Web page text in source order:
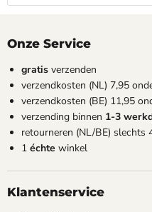
Onze Service
gratis verzenden
verzendkosten (NL) 7,95
verzendkosten (BE) 11,95
verzending binnen 1-3
retourneren (NL/BE) slechts
1 échte winkel
Klantenservice